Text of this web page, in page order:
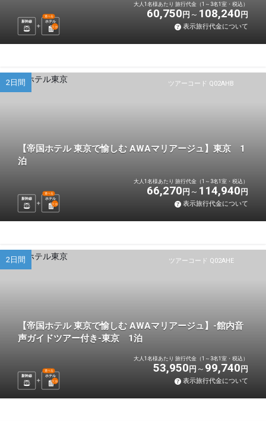
新幹線 ホテル
選べる
1 泊
大人1名様あたり 旅行代金（1～3名1室・税込）
60,750 円 108,240 円
表示旅行代金について
ツアーコード Q02AHB
2日間
【帝国ホテル 東京で愉しむ AWAマリアージュ】東京 1
泊
新幹線 ホテル
選べる
1 泊
大人1名様あたり 旅行代金（1～3名1室・税込）
66,270 円 114,940 円
表示旅行代金について
ツアーコード Q02AHE
2日間
【帝国ホテル 東京で愉しむ AWAマリアージュ】-館内音
声ガイドツアー付き-東京 1泊
新幹線 ホテル
選べる
1 泊
大人1名様あたり 旅行代金（1～3名1室・税込）
53,950 円 99,740 円
表示旅行代金について